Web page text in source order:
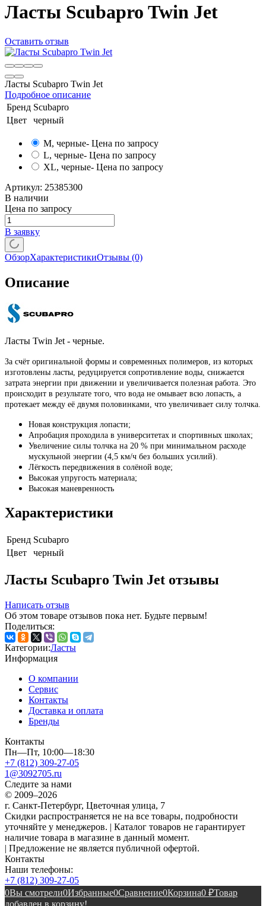
Ласты Scubapro Twin Jet
Оставить отзыв
Ласты Scubapro Twin Jet
Подробное описание
Бренд Scubapro
Цвет
черный
M, черные- Цена по запросу
L, черные- Цена по запросу
XL, черные- Цена по запросу
Артикул: 25385300
В наличии
Цена по запросу
В заявку
ОбзорХарактеристикиОтзывы (0)
Описание
Ласты Twin Jet - черные.
За счёт оригинальной формы и современных полимеров, из которых
изготовлены ласты, редуцируется сопротивление воды, снижается
затрата энергии при движении и увеличивается полезная работа. Это
происходит в результате того, что вода не омывает всю лопасть, а
протекает между её двумя половинками, что увеличивает силу толчка.
Новая конструкция лопасти;
Апробация проходила в университетах и спортивных школах;
Увеличение силы толчка на 20 % при минимальном расходе
мускульной энергии (4,5 км/ч без больших усилий).
Лёгкость передвижения в солёной воде;
Высокая упругость материала;
Высокая маневренность
Характеристики
Бренд Scubapro
Цвет
черный
Ласты Scubapro Twin Jet отзывы
Написать отзыв
Об этом товаре отзывов пока нет. Будьте первым!
Поделиться:
Категории:Ласты
Информация
О компании
Сервис
Контакты
Доставка и оплата
Бренды
Контакты
Пн—Пт, 10:00—18:30
+7 (812) 309-27-05
1@3092705.ru
Следите за нами
© 2009–2026
г. Санкт-Петербург, Цветочная улица, 7
Скидки распространяется не на все товары, подробности
уточняйте у менеджеров. | Каталог товаров не гарантирует
наличие товара в магазине в данный момент.
| Предложение не является публичной офертой.
Контакты
Наши телефоны:
+7 (812) 309-27-05
0Вы смотрели0Избранные0Сравнение0Корзина0 ₽Товар